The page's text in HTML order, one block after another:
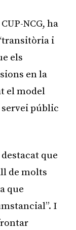
NCG, ha
i
els
en la
el model
públic
que
de molts
que
I